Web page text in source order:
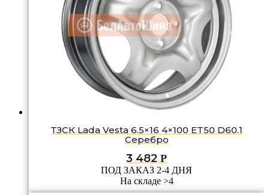
ТЗСК Lada Vesta 6.5×16 4×100 ET50 D60.1
Серебро
3 482 Р
ПОД ЗАКАЗ 2-4 ДНЯ
На складе >4